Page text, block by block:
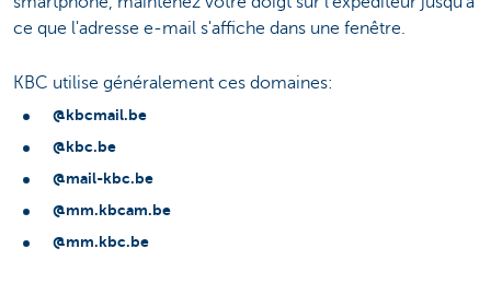
ce que l'adresse e-mail s'affiche dans une fenêtre.
KBC utilise généralement ces domaines:
@kbcmail.be
@kbc.be
@mail-kbc.be
@mm.kbcam.be
@mm.kbc.be